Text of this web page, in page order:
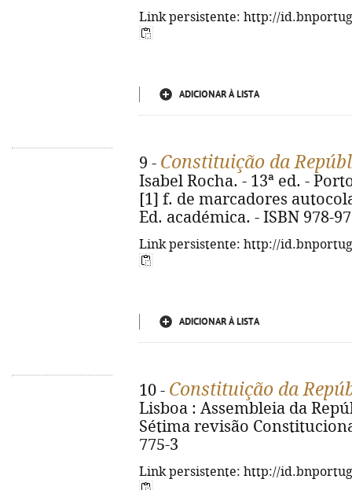
Link persistente: http://
ADICIONAR À LISTA
9 - Constituição da
Isabel Rocha. - 13ª ed. -
[1] f. de marcadores
Ed. académica. - ISBN 978-
Link persistente: http://
ADICIONAR À LISTA
10 - Constituição da
Lisboa : Assembleia da
Sétima revisão
775-3
Link persistente: http://